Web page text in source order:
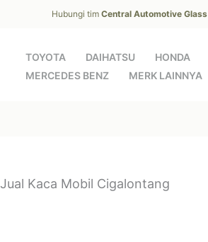
Hubungi tim Central Automotive Glass
TOYOTA DAIHATSU HONDA
MERCEDES BENZ
MERK LAINNYA
Jual Kaca Mobil Cigalontang